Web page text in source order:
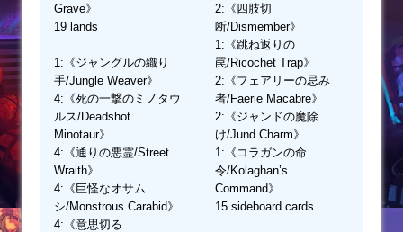
Grave》
19 lands
1:《ジャングルの織り
手/Jungle Weaver》
4:《死の一撃のミノタウ
ルス/Deadshot
Minotaur》
4:《通りの悪霊/Street
Wraith》
4:《巨怪なオサム
シ/Monstrous Carabid》
4:《意思切る
2:《四肢切
断/Dismember》
1:《跳ね返りの
罠/Ricochet Trap》
2:《フェアリーの忌み
者/Faerie Macabre》
2:《ジャンドの魔除
け/Jund Charm》
1:《コラガンの命
令/Kolaghan’s
Command》
15 sideboard cards